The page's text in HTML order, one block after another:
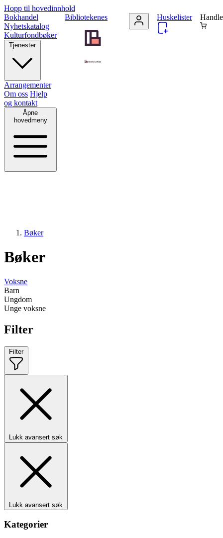
Hopp til hovedinnhold
Bibliotekenes
Bokhandel
Nyhetskatalog
Kulturfondbøker
Tjenester
Arrangementer
Om oss Hjelp
og kontakt
Åpne
hovedmeny
Huskelister
Bøker
Bøker
Voksne
Barn
Ungdom
Unge voksne
Filter
Filter
Lukk avansert søk
Lukk avansert søk
Kategorier